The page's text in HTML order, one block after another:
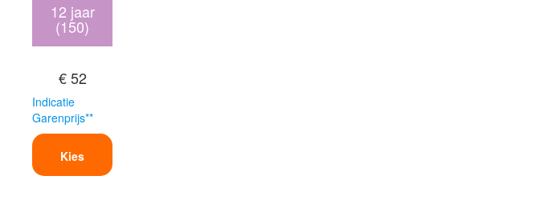
12 jaar
(150)
€ 52
Indicatie
Garenprijs**
Kies